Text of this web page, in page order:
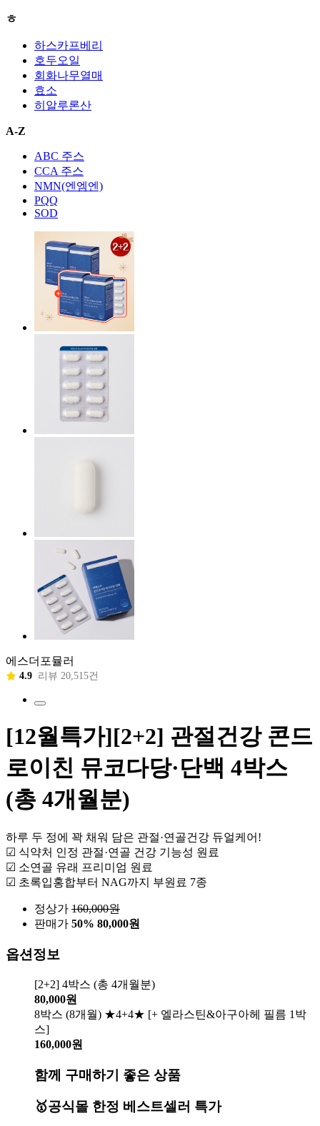
ㅎ
하스카프베리
호두오일
회화나무열매
효소
히알루론산
A-Z
ABC 주스
CCA 주스
NMN(엔엠엔)
PQQ
SOD
에스더포뮬러
4.9 리뷰 20,515건
[12월특가][2+2] 관절건강 콘드
로이친 뮤코다당·단백 4박스
(총 4개월분)
하루 두 정에 꽉 채워 담은 관절·연골건강 듀얼케어!
☑ 식약처 인정 관절·연골 건강 기능성 원료
☑ 소연골 유래 프리미엄 원료
☑ 초록입홍합부터 NAG까지 부원료 7종
정상가 160,000원
판매가 50% 80,000원
옵션정보
[2+2] 4박스 (총 4개월분)
80,000원
8박스 (8개월) ★4+4★ [+ 엘라스틴&아구아헤 필름 1박
스]
160,000원
함께 구매하기 좋은 상품
🥇공식몰 한정 베스트셀러 특가